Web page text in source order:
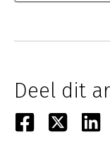
Deel dit